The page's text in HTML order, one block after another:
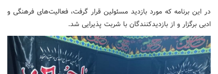
در این برنامه که مورد بازدید مسئولین قرار گرفت، فعالیت‌های فرهنگی و
ادبی برگزار و از بازدیدکنندگان با شربت پذیرایی شد.